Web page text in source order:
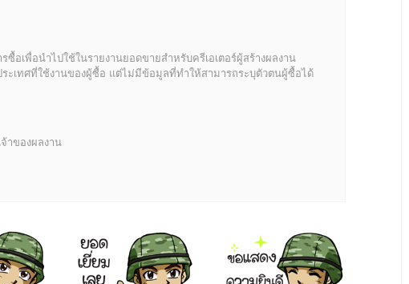
ซื้อเพื่อนำไปใช้ในรายงานยอดขายสำหรับครีเอเตอร์ผู้สร้างผลงาน
ะเทศที่ใช้งานของผู้ซื้อ แต่ไม่มีข้อมูลที่ทำให้สามารถระบุตัวตนผู้ซื้อได้
าของผลงาน